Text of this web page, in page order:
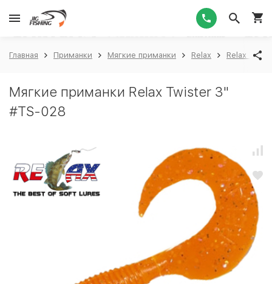
Главная Приманки Мягкие приманки Relax Relax
Мягкие приманки Relax Twister 3"
#TS-028